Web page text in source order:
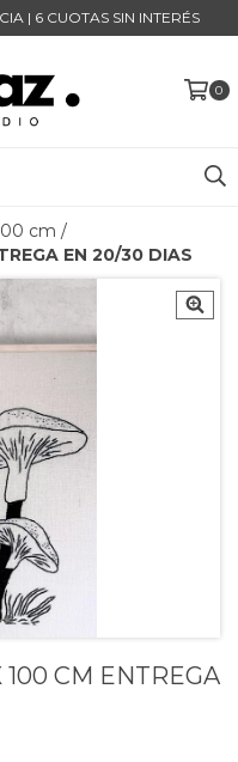
| 6 CUOTAS SIN INTERÉS
0
cm /
EN 20/30 DIAS
100 CM ENTREGA